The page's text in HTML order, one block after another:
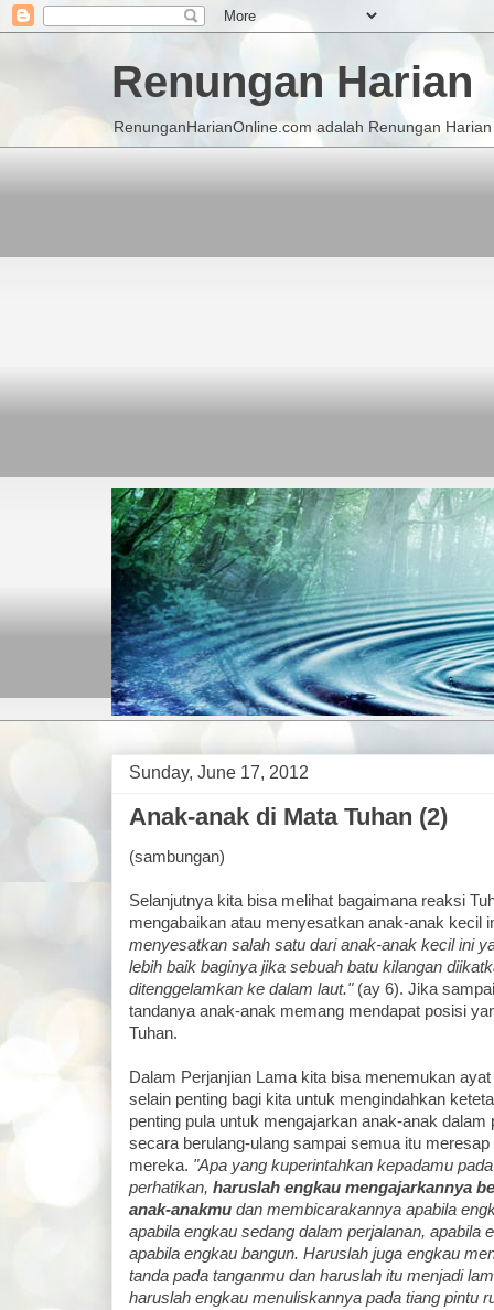
Renungan Harian
RenunganHarianOnline.com adalah Renungan
Sunday, June 17, 2012
Anak-anak di Mata Tuhan (2)
(sambungan)
Selanjutnya kita bisa melihat bagaimana reaksi
mengabaikan atau menyesatkan anak-anak kecil
menyesatkan salah satu dari anak-anak kecil ini
lebih baik baginya jika sebuah batu kilangan
ditenggelamkan ke dalam laut."(ay 6). Jika
tandanya anak-anak memang mendapat posisi
Tuhan.
Dalam Perjanjian Lama kita bisa menemukan
selain penting bagi kita untuk mengindahkan
penting pula untuk mengajarkan anak-anak dalam
secara berulang-ulang sampai semua itu meresap
mereka. "Apa yang kuperintahkan kepadamu
perhatikan, haruslah engkau mengajarkannya
anak-anakmu dan membicarakannya apabila
apabila engkau sedang dalam perjalanan, apabila
apabila engkau bangun. Haruslah juga engkau
tanda pada tanganmu dan haruslah itu menjadi
haruslah engkau menuliskannya pada tiang pintu